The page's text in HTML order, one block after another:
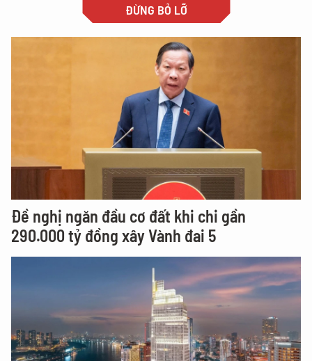
ĐỪNG BỎ LỠ
Đề nghị ngăn đầu cơ đất khi chi gần
290.000 tỷ đồng xây Vành đai 5